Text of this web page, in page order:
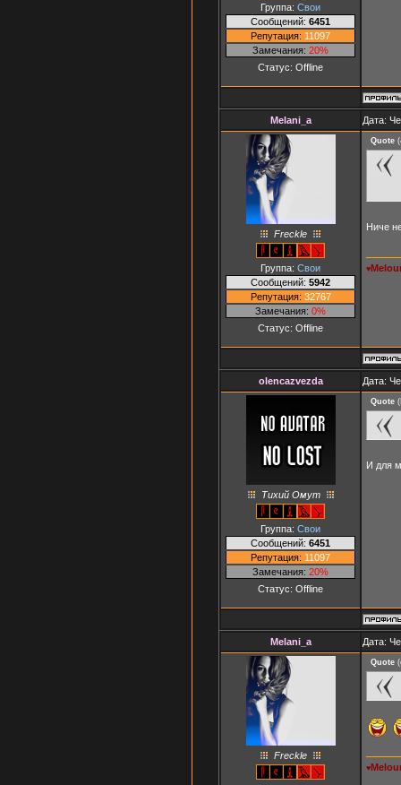
Группа: Свои
Сообщений: 6451
Репутация: 11097
Замечания: 20%
Статус: Offline
Melani_a Дата:
Freckle
Группа: Свои
Сообщений: 5942
Репутация: 32767
Замечания: 0%
Статус: Offline
Quote (
Ниче
♥
olencazvezda Дата:
Тихий Омут
Группа: Свои
Сообщений: 6451
Репутация: 11097
Замечания: 20%
Статус: Offline
Quote (
И для
Melani_a Дата:
Freckle
Quote (
♥